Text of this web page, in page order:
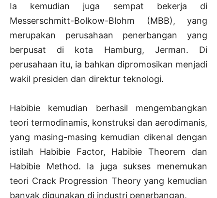
Ia kemudian juga sempat bekerja di
Messerschmitt-Bolkow-Blohm (MBB), yang
merupakan perusahaan penerbangan yang
berpusat di kota Hamburg, Jerman. Di
perusahaan itu, ia bahkan dipromosikan menjadi
wakil presiden dan direktur teknologi.
Habibie kemudian berhasil mengembangkan
teori termodinamis, konstruksi dan aerodimanis,
yang masing-masing kemudian dikenal dengan
istilah Habibie Factor, Habibie Theorem dan
Habibie Method. Ia juga sukses menemukan
teori Crack Progression Theory yang kemudian
banyak digunakan di industri penerbangan.